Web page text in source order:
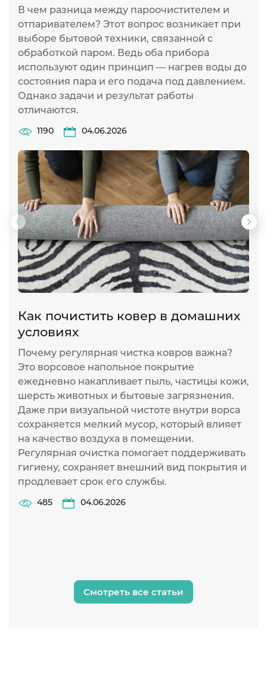
В чем разница между пароочистителем и
отпаривателем? Этот вопрос возникает при
выборе бытовой техники, связанной с
обработкой паром. Ведь оба прибора
используют один принцип — нагрев воды до
состояния пара и его подача под давлением.
Однако задачи и результат работы
отличаются.
1190 04.06.2026
Предыдущий
слайд
Как почистить ковер в домашних
условиях
Почему регулярная чистка ковров важна?
Это ворсовое напольное покрытие
ежедневно накапливает пыль, частицы кожи,
шерсть животных и бытовые загрязнения.
Даже при визуальной чистоте внутри ворса
сохраняется мелкий мусор, который влияет
на качество воздуха в помещении.
Регулярная очистка помогает поддерживать
гигиену, сохраняет внешний вид покрытия и
продлевает срок его службы.
485 04.06.2026
Смотреть все статьи